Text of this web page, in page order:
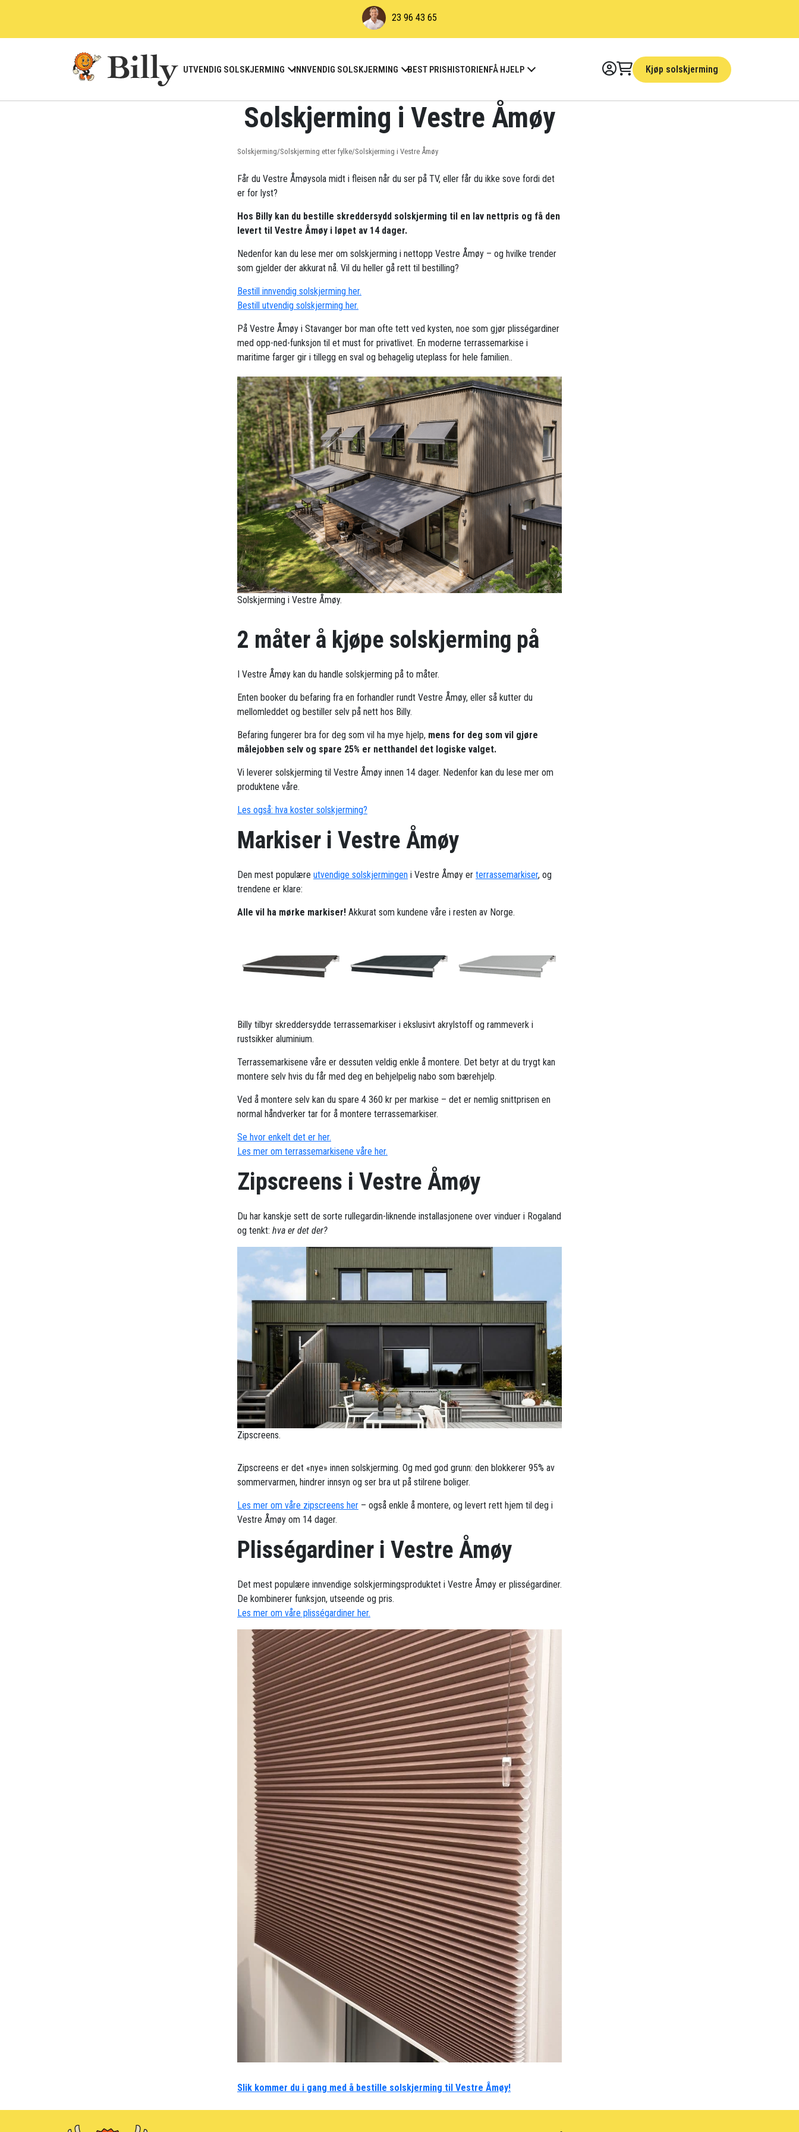
23 96 43 65
UTVENDIG SOLSKJERMING INNVENDIG SOLSKJERMING BEST PRISHISTORIENFÅ HJELP Kjøp solskjerming
Solskjerming i Vestre Åmøy
Solskjerming/Solskjerming etter fylke/Solskjerming i Vestre Åmøy
Får du Vestre Åmøysola midt i fleisen når du ser på TV, eller får du ikke sove fordi det
er for lyst?
Hos Billy kan du bestille skreddersydd solskjerming til en lav nettpris og få den
levert til Vestre Åmøy i løpet av 14 dager.
Nedenfor kan du lese mer om solskjerming i nettopp Vestre Åmøy – og hvilke trender
som gjelder der akkurat nå. Vil du heller gå rett til bestilling?
Bestill innvendig solskjerming her.
Bestill utvendig solskjerming her.
På Vestre Åmøy i Stavanger bor man ofte tett ved kysten, noe som gjør plisségardiner
med opp-ned-funksjon til et must for privatlivet. En moderne terrassemarkise i
maritime farger gir i tillegg en sval og behagelig uteplass for hele familien..
Solskjerming i Vestre Åmøy.
2 måter å kjøpe solskjerming på
I Vestre Åmøy kan du handle solskjerming på to måter.
Enten booker du befaring fra en forhandler rundt Vestre Åmøy, eller så kutter du
mellomleddet og bestiller selv på nett hos Billy.
Befaring fungerer bra for deg som vil ha mye hjelp, mens for deg som vil gjøre
målejobben selv og spare 25% er netthandel det logiske valget.
Vi leverer solskjerming til Vestre Åmøy innen 14 dager. Nedenfor kan du lese mer om
produktene våre.
Les også: hva koster solskjerming?
Markiser i Vestre Åmøy
Den mest populære utvendige solskjermingen i Vestre Åmøy er terrassemarkiser, og
trendene er klare:
Alle vil ha mørke markiser! Akkurat som kundene våre i resten av Norge.
Billy tilbyr skreddersydde terrassemarkiser i ekslusivt akrylstoff og rammeverk i
rustsikker aluminium.
Terrassemarkisene våre er dessuten veldig enkle å montere. Det betyr at du trygt kan
montere selv hvis du får med deg en behjelpelig nabo som bærehjelp.
Ved å montere selv kan du spare 4 360 kr per markise – det er nemlig snittprisen en
normal håndverker tar for å montere terrassemarkiser.
Se hvor enkelt det er her.
Les mer om terrassemarkisene våre her.
Zipscreens i Vestre Åmøy
Du har kanskje sett de sorte rullegardin-liknende installasjonene over vinduer i Rogaland
og tenkt: hva er det der?
Zipscreens.
Zipscreens er det «nye» innen solskjerming. Og med god grunn: den blokkerer 95% av
sommervarmen, hindrer innsyn og ser bra ut på stilrene boliger.
Les mer om våre zipscreens her – også enkle å montere, og levert rett hjem til deg i
Vestre Åmøy om 14 dager.
Plisségardiner i Vestre Åmøy
Det mest populære innvendige solskjermingsproduktet i Vestre Åmøy er plisségardiner.
De kombinerer funksjon, utseende og pris.
Les mer om våre plisségardiner her.
Slik kommer du i gang med å bestille solskjerming til Vestre Åmøy!